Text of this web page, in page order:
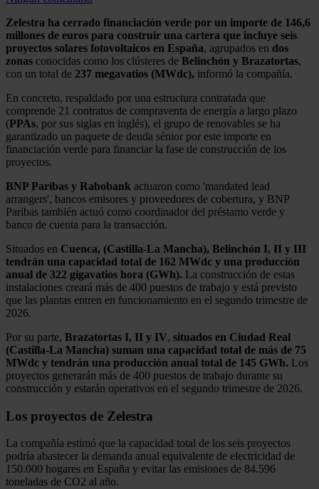
Zelestra ha cerrado financiación verde por un importe de 146,6
millones de euros para construir una cartera que incluye seis
proyectos solares fotovoltaicos en España, agrupados en dos
zonas conocidas como los clústeres de Belinchón y Brazatortas,
con un total de 237 megavatios (MWdc), informó la compañía.
En concreto, respaldado por una estructura contratada que
comprende 21 contratos de compraventa de energía a largo plazo
(PPAs, por sus siglas en inglés), el grupo de renovables se ha
garantizado un paquete de deuda sénior por este importe en
financiación verde para financiar la fase de construcción de los
proyectos.
BNP Paribas y Rabobank actuaron como 'mandated lead
arrangers', bancos emisores y proveedores de cobertura, y BNP
Paribas también actuó como coordinador del préstamo verde y
banco de cuenta para la transacción.
Situados en Cuenca, (Castilla-La Mancha), Belinchón I, II y III
tendrán una capacidad total de 162 MWdc y una producción
anual de 322 gigavatios hora (GWh). La construcción de estas
instalaciones creará más de 400 puestos de trabajo y está previsto
que las plantas entren en funcionamiento en el segundo trimestre de
2026.
Por su parte, Brazatortas I, II y IV, situados en Ciudad Real
(Castilla-La Mancha) suman una capacidad total de más de 75
MWdc y tendrán una producción anual total de 145 GWh. Los
proyectos generarán más de 400 puestos de trabajo durante su
construcción y estarán operativos en el segundo trimestre de 2026.
Los proyectos de Zelestra
La compañía estimó que la capacidad total de los seis proyectos
podría abastecer la demanda anual equivalente de electricidad de
150.000 hogares en España y evitar las emisiones de 84.596
toneladas de CO2 al año.